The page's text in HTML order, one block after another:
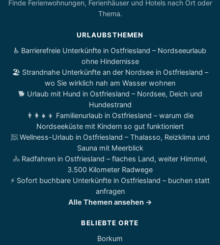
Finde Ferienwohnungen, Ferienhäuser und Hotels nach Ort oder
Thema.
URLAUBSTHEMEN
♿ Barrierefreie Unterkünfte in Ostfriesland – Nordseeurlaub
ohne Hindernisse
🏖️ Strandnahe Unterkünfte an der Nordsee in Ostfriesland –
wo Sie wirklich nah am Wasser wohnen
🐕 Urlaub mit Hund in Ostfriesland – Nordsee, Deich und
Hundestrand
👨‍👩‍👧‍👦 Familienurlaub in Ostfriesland – warum die
Nordseeküste mit Kindern so gut funktioniert
🧖 Wellness-Urlaub in Ostfriesland – Thalasso, Reizklima und
Sauna mit Meerblick
🚴 Radfahren in Ostfriesland – flaches Land, weiter Himmel,
3.500 Kilometer Radwege
⚡ Sofort buchbare Unterkünfte in Ostfriesland – buchen statt
anfragen
Alle Themen ansehen →
BELIEBTE ORTE
Borkum